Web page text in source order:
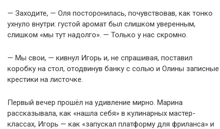
— Заходите, — Оля посторонилась, почувствовав, как тонко
ухнуло внутри: густой аромат был слишком уверенным,
слишком «мы тут надолго». — Только у нас скромно.
— Мы свои, — кивнул Игорь и, не спрашивая, поставил
коробку на стол, отодвинув банку с солью и Олины записные
крестики на листочке.
Первый вечер прошёл на удивление мирно. Марина
рассказывала, как «нашла себя» в кулинарных мастер-
классах, Игорь — как «запускал платформу для фриланса» и